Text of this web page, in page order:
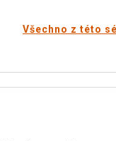
Všechno z této